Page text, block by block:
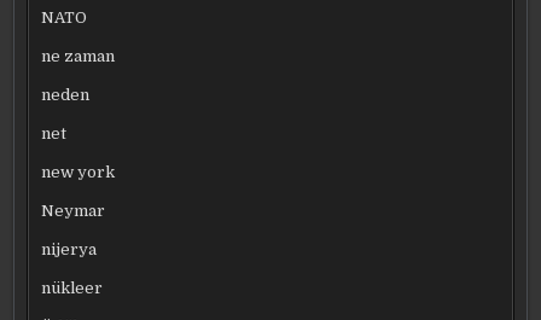
NATO
ne zaman
neden
net
new york
Neymar
nijerya
nükleer